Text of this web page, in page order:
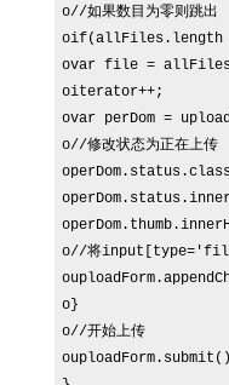
o//如果数目为零则跳出
oif(allFiles.length
ovar file =
oiterator++;
ovar perDom =
o//修改状态为正在上传
o//将input[type='file']
o}
o//开始上传